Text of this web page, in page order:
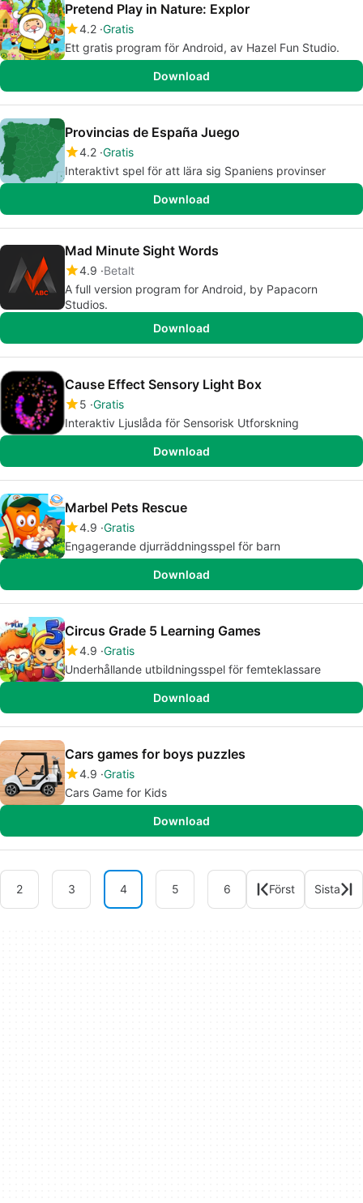
Pretend Play in Nature: Explor
4.2 Gratis
Ett gratis program för Android, av Hazel Fun Studio.
Download
Provincias de España Juego
4.2 Gratis
Interaktivt spel för att lära sig Spaniens provinser
Download
Mad Minute Sight Words
4.9 Betalt
A full version program for Android, by Papacorn
Studios.
Download
Cause Effect Sensory Light Box
5 Gratis
Interaktiv Ljuslåda för Sensorisk Utforskning
Download
Marbel Pets Rescue
4.9 Gratis
Engagerande djurräddningsspel för barn
Download
Circus Grade 5 Learning Games
4.9 Gratis
Underhållande utbildningsspel för femteklassare
Download
Cars games for boys puzzles
4.9 Gratis
Cars Game for Kids
Download
2 3 4 5 6 Först Sista